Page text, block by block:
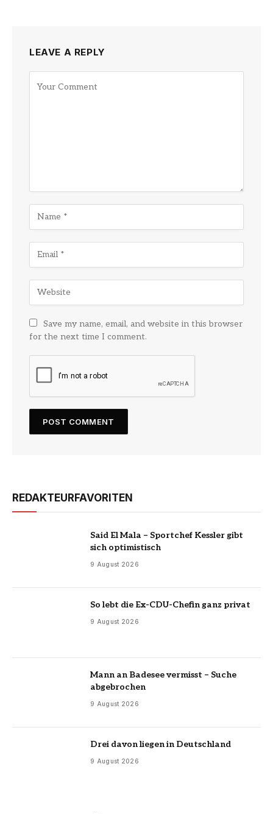
LEAVE A REPLY
Save my name, email, and website in this browser
for the next time I comment.
REDAKTEURFAVORITEN
Said El Mala – Sportchef Kessler gibt
sich optimistisch
9 August 2026
So lebt die Ex-CDU-Chefin ganz privat
9 August 2026
Mann an Badesee vermisst – Suche
abgebrochen
9 August 2026
Drei davon liegen in Deutschland
9 August 2026